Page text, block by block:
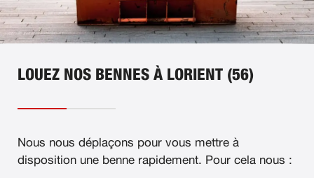
LOUEZ NOS BENNES À LORIENT (56)
Nous nous déplaçons pour vous mettre à
disposition une benne rapidement. Pour cela nous :